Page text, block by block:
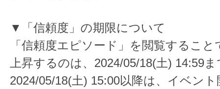
▼「信頼度」の期限について
「信頼度エピソード」を閲覧するこ
上昇するのは、2024/05/18(土) 14:59
2024/05/18(土) 15:00以降は、イベン